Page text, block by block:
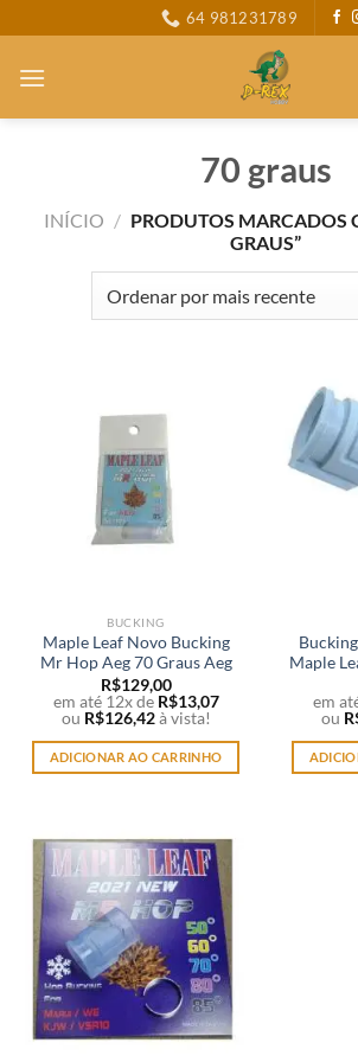
to
content
64 981231789
70 graus
INÍCIO / PRODUTOS MARCADOS
GRAUS”
BUCKING
Maple Leaf Novo Bucking
Mr Hop Aeg 70 Graus Aeg
R$129,00
em até 12x de R$13,07
ou R$126,42 à vista!
ADICIONAR AO CARRINHO
Maple
em
ou